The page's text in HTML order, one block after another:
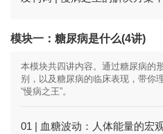
模块一：糖尿病是什么(4讲)
本模块共四讲内容。通过糖尿病的
别，以及糖尿病的临床表现，带你
“慢病之王”。
01 | 血糖波动：人体能量的宏